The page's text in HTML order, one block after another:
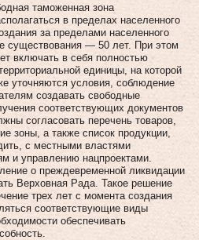
таможенная зона
в пределах населенного
за пределами населенного
существования — 50 лет. При этом
включать в себя полностью
единицы, на которой
уточняются условия, соблюдение
создавать свободные
соответствующих документов
согласовать перечень товаров,
зоны, а также список продукции,
с местными властями
и управлению нацпроектами.
о преждевременной ликвидации
Верховная Рада. Такое решение
трех лет с момента создания
соответствующие виды
обеспечивать